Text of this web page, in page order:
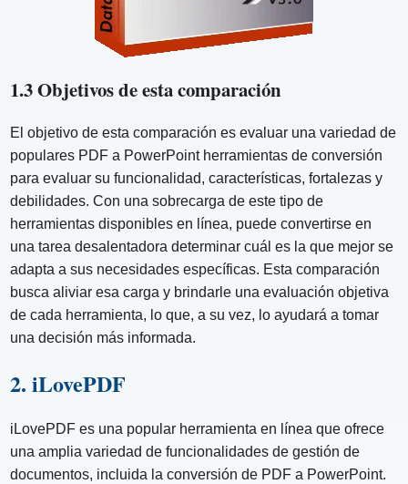
1.3 Objetivos de esta comparación
El objetivo de esta comparación es evaluar una variedad de
populares PDF a PowerPoint herramientas de conversión
para evaluar su funcionalidad, características, fortalezas y
debilidades. Con una sobrecarga de este tipo de
herramientas disponibles en línea, puede convertirse en
una tarea desalentadora determinar cuál es la que mejor se
adapta a sus necesidades específicas. Esta comparación
busca aliviar esa carga y brindarle una evaluación objetiva
de cada herramienta, lo que, a su vez, lo ayudará a tomar
una decisión más informada.
2. iLovePDF
iLovePDF es una popular herramienta en línea que ofrece
una amplia variedad de funcionalidades de gestión de
documentos, incluida la conversión de PDF a PowerPoint.